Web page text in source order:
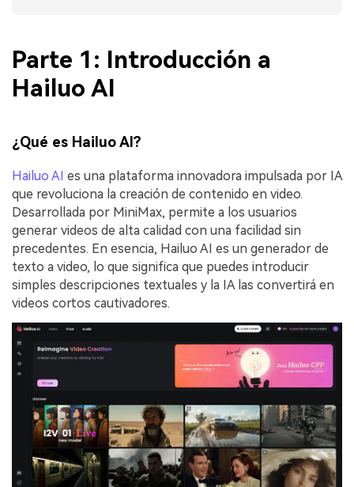
Parte 1: Introducción a
Hailuo AI
¿Qué es Hailuo AI?
Hailuo AI es una plataforma innovadora impulsada por IA
que revoluciona la creación de contenido en video.
Desarrollada por MiniMax, permite a los usuarios
generar videos de alta calidad con una facilidad sin
precedentes. En esencia, Hailuo AI es un generador de
texto a video, lo que significa que puedes introducir
simples descripciones textuales y la IA las convertirá en
videos cortos cautivadores.